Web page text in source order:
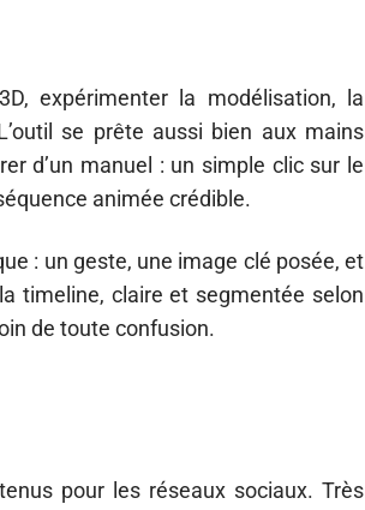
expérimenter la modélisation, la
se prête aussi bien aux mains
d’un manuel : un simple clic sur le
animée crédible.
: un geste, une image clé posée, et
timeline, claire et segmentée selon
de toute confusion.
pour les réseaux sociaux. Très